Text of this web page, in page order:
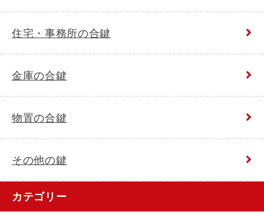
住宅・事務所の合鍵
金庫の合鍵
物置の合鍵
その他の鍵
カテゴリー